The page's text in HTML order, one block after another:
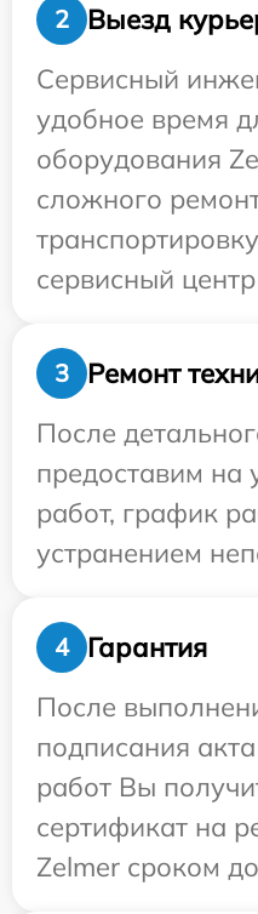
2
Выезд
Сервисный
удобное время
оборудования
сложного
сервисный
3
Ремонт
После
предоставим на
работ, график
устранением
4
Гарантия
После
подписания
работ Вы
сертификат на
Zelmer сроком